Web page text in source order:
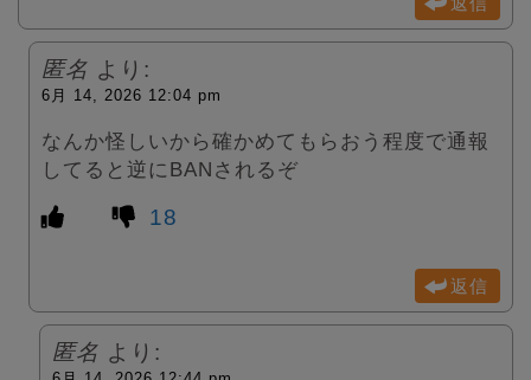
匿名 より:
6月 14, 2026 12:04 pm
なんか怪しいから確かめてもらおう程度で通報
してると逆にBANされるぞ
18
返信
匿名 より: